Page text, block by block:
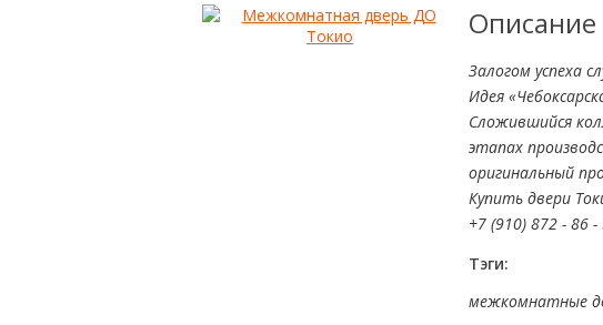
Описание
Залогом успеха
Идея
Сложившийся
этапах
оригинальный
Купить двери
+7 (910) 872 - 86 -
Тэги:
межкомнатные